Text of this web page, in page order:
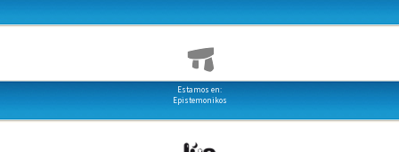
Estamos en:
Epistemonikos